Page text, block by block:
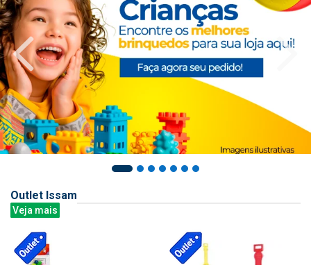
Outlet Issam
Veja mais